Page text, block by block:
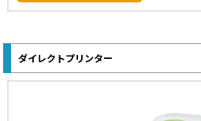
ダイレクトプリンター